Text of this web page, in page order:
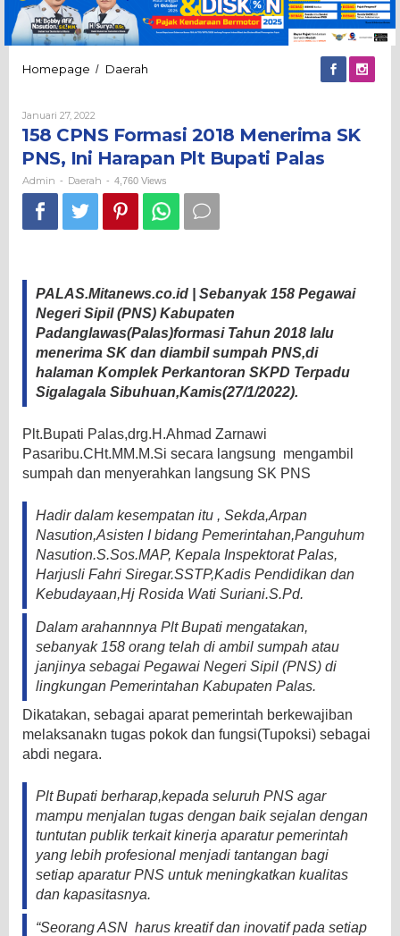
Homepage / Daerah
Menerima
PNS,
Ini
Harapan
Plt
Bupati
Januari 27, 2022
158 CPNS Formasi 2018 Menerima SK
PNS, Ini Harapan Plt Bupati Palas
Admin - Daerah - 4,760 Views
PALAS.Mitanews.co.id | Sebanyak 158 Pegawai
Negeri Sipil (PNS) Kabupaten
Padanglawas(Palas)formasi Tahun 2018 lalu
menerima SK dan diambil sumpah PNS,di
halaman Komplek Perkantoran SKPD Terpadu
Sigalagala Sibuhuan,Kamis(27/1/2022).
Plt.Bupati Palas,drg.H.Ahmad Zarnawi
Pasaribu.CHt.MM.M.Si secara langsung mengambil
sumpah dan menyerahkan langsung SK PNS
Hadir dalam kesempatan itu , Sekda,Arpan
Nasution,Asisten I bidang Pemerintahan,Panguhum
Nasution.S.Sos.MAP, Kepala Inspektorat Palas,
Harjusli Fahri Siregar.SSTP,Kadis Pendidikan dan
Kebudayaan,Hj Rosida Wati Suriani.S.Pd.
Dalam arahannnya Plt Bupati mengatakan,
sebanyak 158 orang telah di ambil sumpah atau
janjinya sebagai Pegawai Negeri Sipil (PNS) di
lingkungan Pemerintahan Kabupaten Palas.
Dikatakan, sebagai aparat pemerintah berkewajiban
melaksanakn tugas pokok dan fungsi(Tupoksi) sebagai
abdi negara.
Plt Bupati berharap,kepada seluruh PNS agar
mampu menjalan tugas dengan baik sejalan dengan
tuntutan publik terkait kinerja aparatur pemerintah
yang lebih profesional menjadi tantangan bagi
setiap aparatur PNS untuk meningkatkan kualitas
dan kapasitasnya.
“Seorang ASN harus kreatif dan inovatif pada setiap